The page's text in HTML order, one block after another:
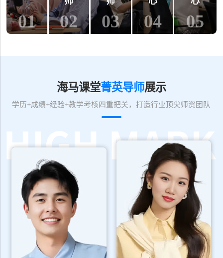
01 02 03 04 05
海马课堂菁英导师展示
学历+成绩+经验+教学考核四重把关，打造行业顶尖师资团队